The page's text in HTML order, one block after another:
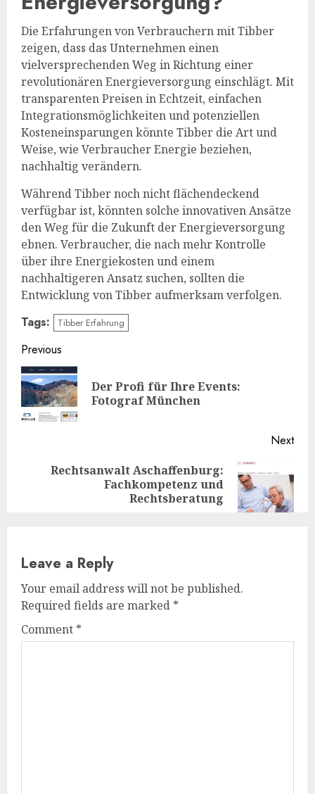
Die Erfahrungen von Verbrauchern mit Tibber
zeigen, dass das Unternehmen einen
vielversprechenden Weg in Richtung einer
revolutionären Energieversorgung einschlägt. Mit
transparenten Preisen in Echtzeit, einfachen
Integrationsmöglichkeiten und potenziellen
Kosteneinsparungen könnte Tibber die Art und
Weise, wie Verbraucher Energie beziehen,
nachhaltig verändern.
Während Tibber noch nicht flächendeckend
verfügbar ist, könnten solche innovativen Ansätze
den Weg für die Zukunft der Energieversorgung
ebnen. Verbraucher, die nach mehr Kontrolle
über ihre Energiekosten und einem
nachhaltigeren Ansatz suchen, sollten die
Entwicklung von Tibber aufmerksam verfolgen.
Tags: Tibber Erfahrung
Continue
Reading
Previous
Der Profi für Ihre Events:
Fotograf München
Next
Rechtsanwalt Aschaffenburg:
Fachkompetenz und
Rechtsberatung
Leave a Reply
Your email address will not be published.
Required fields are marked *
Comment *